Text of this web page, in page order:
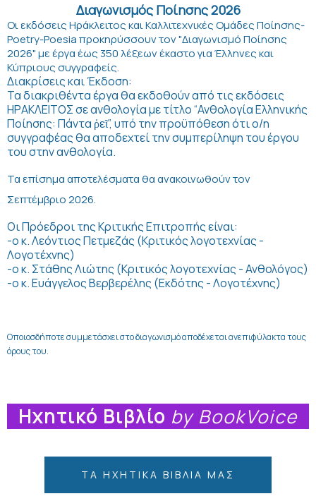
Διαγωνισμός Ποίησης 2026
Οι εκδόσεις Ηράκλειτος και Καλλιτεχνικές Ομάδες Ποίησης-
Poetry-Poesia προκηρύσσουν τον "Διαγωνισμό Ποίησης
2026" με έργα έως 350 λέξεων έκαστο για Έλληνες και
Κύπριους συγγραφείς.
Διακρίσεις και Έκδοση:
Τα διακριθέντα έργα θα εκδοθούν από τις εκδόσεις
ΗΡΑΚΛΕΙΤΟΣ σε ανθολογία με τίτλο “Ανθολογία Ελληνικής
Ποίησης: Πάντα ῥεῖ”, υπό την προϋπόθεση ότι ο/η
συγγραφέας θα αποδεχτεί την συμπερίληψη του έργου
του στην ανθολογία.
Τα επίσημα αποτελέσματα θα ανακοινωθούν τον
Σεπτέμβριο 2026.
Οι Πρόεδροι της Κριτικής Επιτροπής είναι:
-ο κ. Λεόντιος Πετμεζάς (Κριτικός λογοτεχνίας -
Λογοτέχνης)
-ο κ. Στάθης Λιώτης (Κριτικός λογοτεχνίας - Ανθολόγος)
-ο κ. Ευάγγελος Βερβερέλης (Εκδότης - Λογοτέχνης)
Οποιοσδήποτε συμμετάσχει στο διαγωνισμό αποδέχεται ανεπιφύλακτα τους
όρους του.
Ηχητικό Βιβλίο by BookVoice
ΤΑ ΗΧΗΤΙΚΆ ΒΙΒΛΊΑ ΜΑΣ